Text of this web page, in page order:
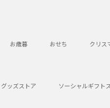
お歳暮 おせち クリス
グッズストア ソーシャルギフト